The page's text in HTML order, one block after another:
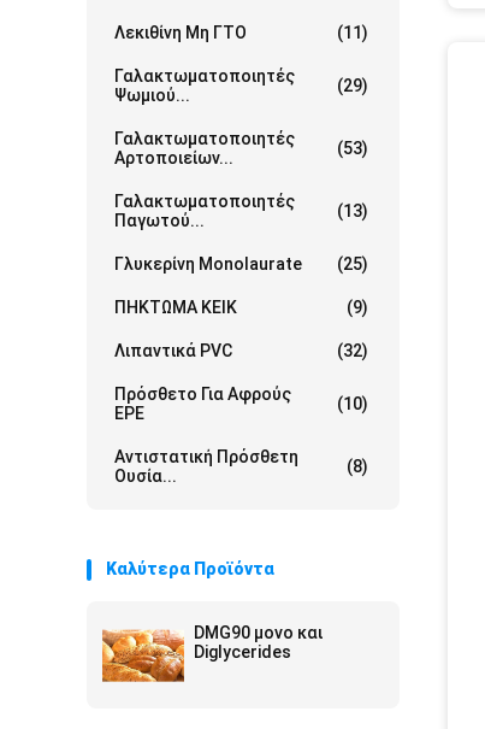
Λεκιθίνη Μη ΓΤΟ (11)
Γαλακτωματοποιητές
Ψωμιού...
(29)
Γαλακτωματοποιητές
Αρτοποιείων...
(53)
Γαλακτωματοποιητές
Παγωτού...
(13)
Γλυκερίνη Monolaurate (25)
ΠΗΚΤΩΜΑ ΚΕΙΚ (9)
Λιπαντικά PVC (32)
Πρόσθετο Για Αφρούς
EPE
(10)
Αντιστατική Πρόσθετη
Ουσία...
(8)
Καλύτερα Προϊόντα
DMG90 μονο και
Diglycerides